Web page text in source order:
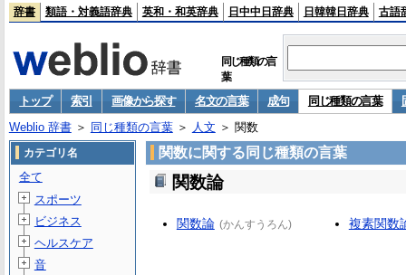
辞書 類語・対義語辞典 英和・和英辞典 日中中日辞典 日韓韓日辞典 古語
同じ種類の言
葉
トップ 索引 画像から探す 名文の言葉 成句 同じ種類の言葉
Weblio 辞書＞ 同じ種類の言葉＞ 人文 ＞ 関数
関数に関する同じ種類の言葉
関数論
関数論 (かんすうろん) 複素関数
カテゴリ名
全て
スポーツ
ビジネス
ヘルスケア
音